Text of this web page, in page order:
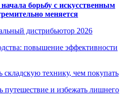
борьбу с искусственным
меняется
дистрибьютор 2026
повышение эффективности
складскую технику, чем покупать
путешествие и избежать лишнего